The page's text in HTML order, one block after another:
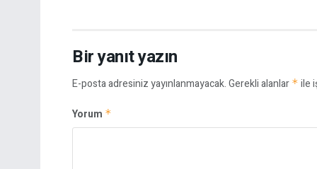
Bir yanıt yazın
E-posta adresiniz yayınlanmayacak.Gerekli alanlar * ile
Yorum *